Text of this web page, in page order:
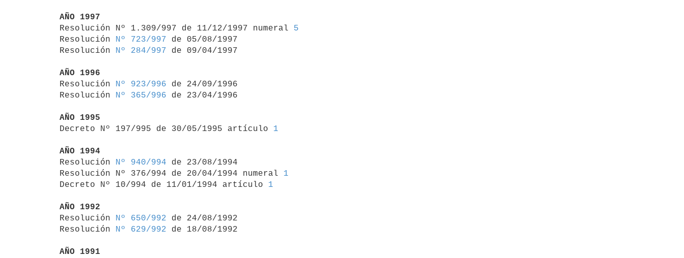
AÑO 1997
Resolución Nº 1.309/997 de 11/12/1997 numeral 5
Resolución
Nº 723/997 de 05/08/1997
Resolución
Nº 284/997 de 09/04/1997
AÑO 1996
Resolución
Nº 923/996 de 24/09/1996
Resolución
Nº 365/996 de 23/04/1996
AÑO 1995
Decreto Nº 197/995 de 30/05/1995 artículo 1
AÑO 1994
Resolución
Nº 940/994 de 23/08/1994
Resolución Nº 376/994 de 20/04/1994 numeral 1
Decreto Nº 10/994 de 11/01/1994 artículo 1
AÑO 1992
Resolución
Nº 650/992 de 24/08/1992
Resolución
Nº 629/992 de 18/08/1992
AÑO 1991